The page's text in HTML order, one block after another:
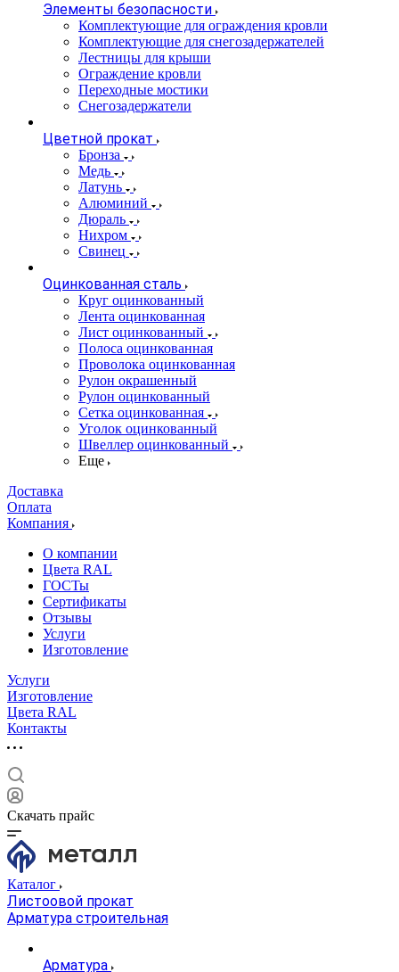
Элементы безопасности
Комплектующие для ограждения кровли
Комплектующие для снегозадержателей
Лестницы для крыши
Ограждение кровли
Переходные мостики
Снегозадержатели
Цветной прокат
Бронза
Медь
Латунь
Алюминий
Дюраль
Нихром
Свинец
Оцинкованная сталь
Круг оцинкованный
Лента оцинкованная
Лист оцинкованный
Полоса оцинкованная
Проволока оцинкованная
Рулон окрашенный
Рулон оцинкованный
Сетка оцинкованная
Уголок оцинкованный
Швеллер оцинкованный
Еще
Доставка
Оплата
Компания
О компании
Цвета RAL
ГОСТы
Сертификаты
Отзывы
Услуги
Изготовление
Услуги
Изготовление
Цвета RAL
Контакты
Скачать прайс
Каталог
Листоовой прокат
Арматура строительная
Арматура